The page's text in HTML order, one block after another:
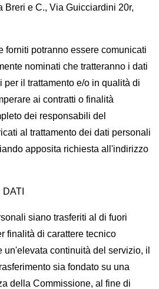
Breri e C., Via Guicciardini 20r,
forniti potranno essere comunicati
nominati che tratteranno i dati
il trattamento e/o in qualità di
ai contratti o finalità
dei responsabili del
al trattamento dei dati personali
apposita richiesta all'indirizzo
siano trasferiti al di fuori
finalità di carattere tecnico
un'elevata continuità del servizio, il
sia fondato su una
della Commissione, al fine di